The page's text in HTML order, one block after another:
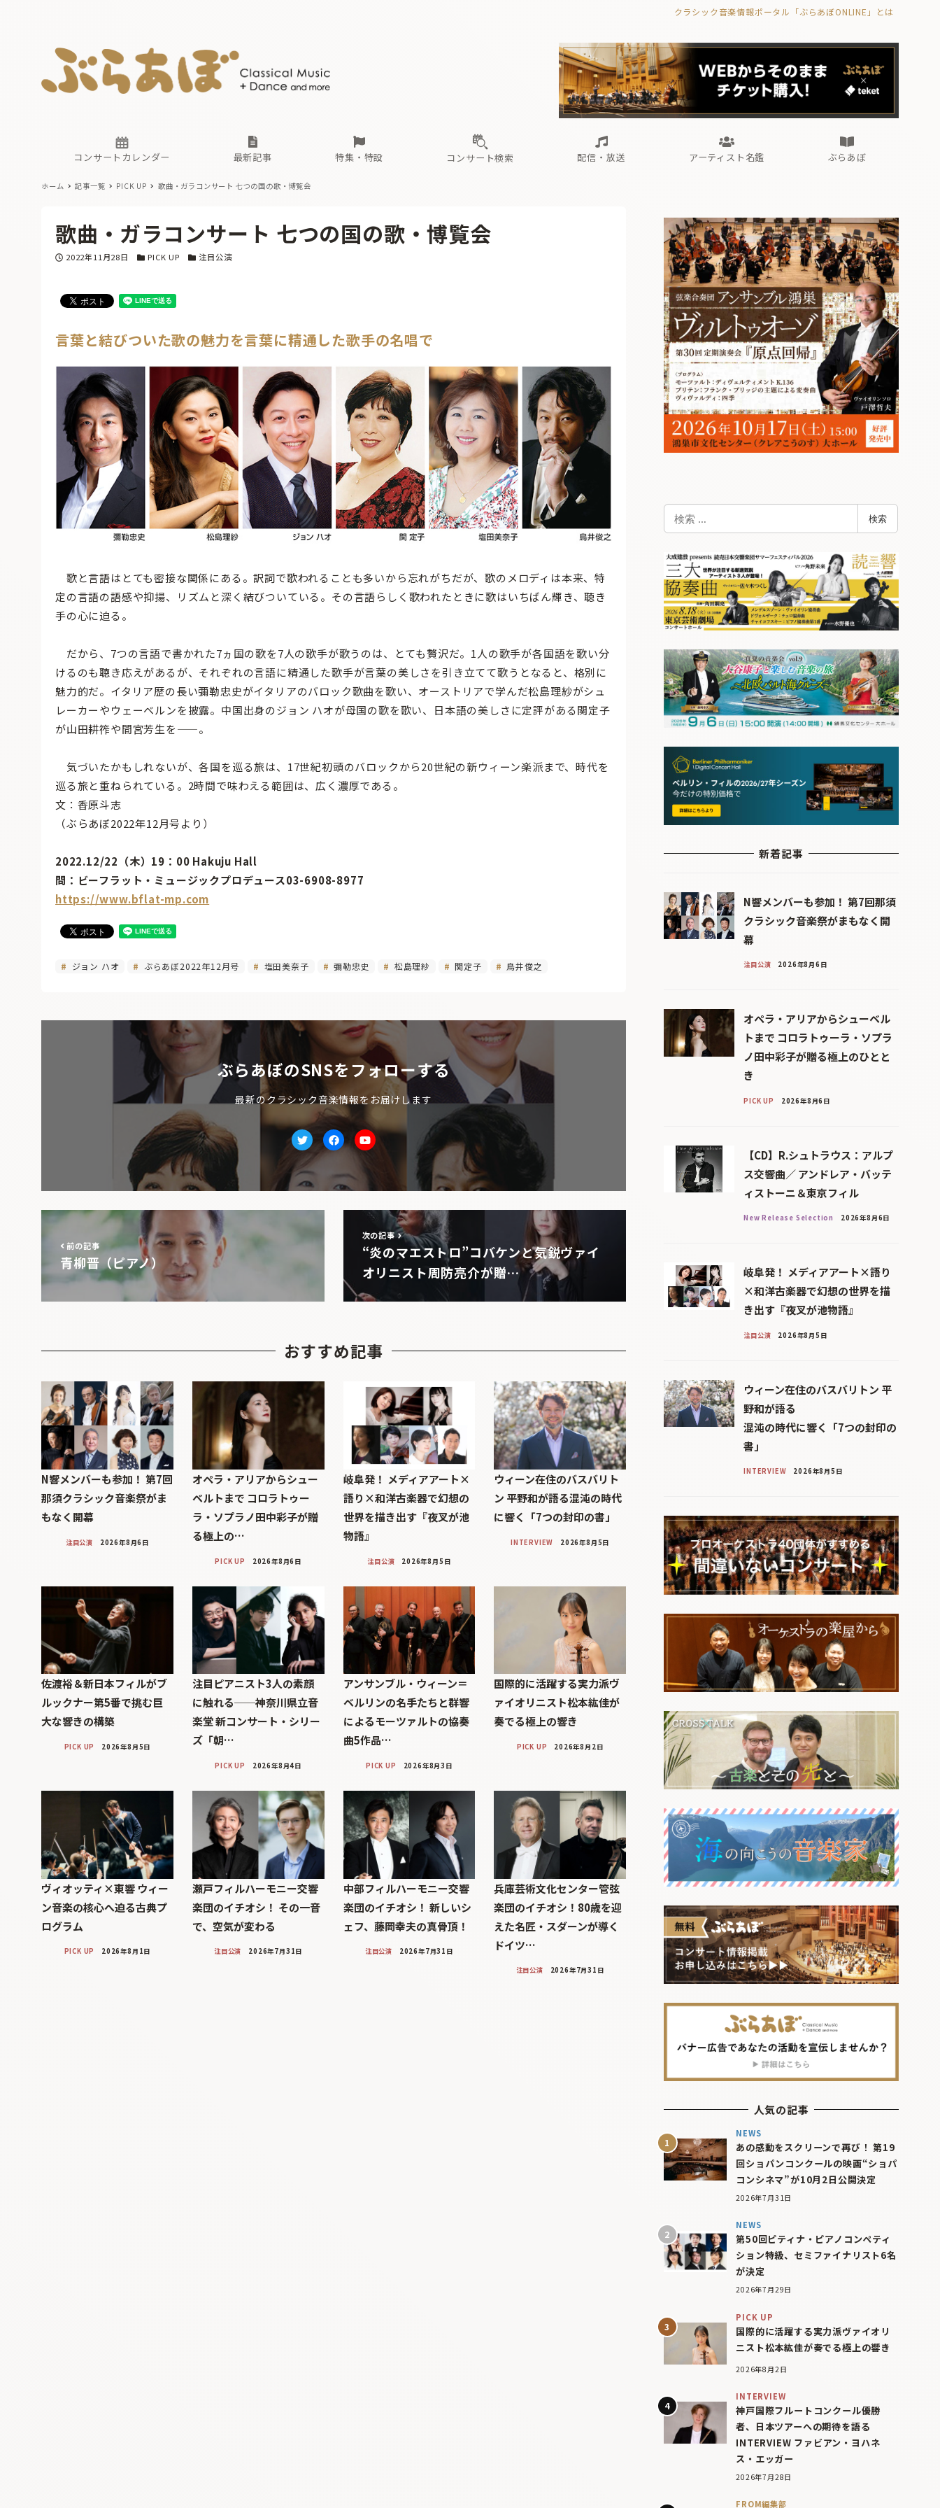
クラシック音楽情報ポータル「ぶらあぼONLINE」とは
コンサートカレンダー 最新記事
古楽とその先と オーケストラの楽屋から 海の向こうの音楽家 ぶらあぼブラス！
フォルテピアノ・オデッセイ
特集・特設
現場のプロが推す！間違いないオーケストラコンサート
コンサート検索 配信・放送
無料ライブ配信スケジュール 有料ライブ配信スケジュール
アーティスト名鑑
さ た な ま や
ぶらあぼ
古楽とその先と 海の向こうの音楽家 Aからの眺望 ぶらあぼブラス！
フォルテピアノ・オデッセイ
過去の特集
無料ライブ配信スケジュール
あ か さ
ホーム 記事一覧 PICK UP 歌曲・ガラコンサート 七つの国の歌・博覧会
歌曲・ガラコンサート 七つの国の歌・博覧会
投稿日
2022年11月28日 カテゴリー
PICK UP カテゴリー
注目公演
言葉と結びついた歌の魅力を言葉に精通した歌手の名唱で
歌と言語はとても密接な関係にある。訳詞で歌われることも多いから忘れがちだが、歌のメロディは本来、特
定の言語の語感や抑揚、リズムと深く結びついている。その言語らしく歌われたときに歌はいちばん輝き、聴き
手の心に迫る。
だから、7つの言語で書かれた7ヵ国の歌を7人の歌手が歌うのは、とても贅沢だ。1人の歌手が各国語を歌い分
けるのも聴き応えがあるが、それぞれの言語に精通した歌手が言葉の美しさを引き立てて歌うとなると、格別に
魅力的だ。イタリア歴の長い彌勒忠史がイタリアのバロック歌曲を歌い、オーストリアで学んだ松島理紗がシュ
レーカーやウェーベルンを披露。中国出身のジョン ハオが母国の歌を歌い、日本語の美しさに定評がある関定子
が山田耕筰や間宮芳生を——。
気づいたかもしれないが、各国を巡る旅は、17世紀初頭のバロックから20世紀の新ウィーン楽派まで、時代を
巡る旅と重ねられている。2時間で味わえる範囲は、広く濃厚である。
文：香原斗志
（ぶらあぼ2022年12月号より）
2022.12/22（木）19：00 Hakuju Hall
問：ビーフラット・ミュージックプロデュース03-6908-8977
https://www.bflat-mp.com
ジョン ハオ ぶらあぼ2022年12月号 塩田美奈子 彌勒忠史 松島理紗 関定子 鳥井俊之
ぶらあぼのSNSをフォローする
最新のクラシック音楽情報をお届けします
TwitterfacebookYoutube
前の記事
青柳晋（ピアノ）
次の記事
“炎のマエストロ”コバケンと気鋭ヴァイ
オリニスト周防亮介が贈…
おすすめ記事
N響メンバーも参加！ 第7回
那須クラシック音楽祭がま
もなく開幕
注目公演 2026年8月6日
オペラ・アリアからシュー
ベルトまで コロラトゥー
ラ・ソプラノ田中彩子が贈
る極上の…
PICK UP 2026年8月6日
岐阜発！ メディアアート×
語り×和洋古楽器で幻想の
世界を描き出す『夜叉が池
物語』
注目公演 2026年8月5日
ウィーン在住のバスバリト
ン 平野和が語る混沌の時代
に響く「7つの封印の書」
INTERVIEW 2026年8月5日
佐渡裕＆新日本フィルがブ
ルックナー第5番で挑む巨
大な響きの構築
PICK UP 2026年8月5日
注目ピアニスト3人の素顔
に触れる──神奈川県立音
楽堂 新コンサート・シリー
ズ「朝…
PICK UP 2026年8月4日
アンサンブル・ウィーン＝
ベルリンの名手たちと群響
によるモーツァルトの協奏
曲5作品…
PICK UP 2026年8月3日
国際的に活躍する実力派ヴ
ァイオリニスト松本紘佳が
奏でる極上の響き
PICK UP 2026年8月2日
ヴィオッティ×東響 ウィー
ン音楽の核心へ迫る古典プ
ログラム
PICK UP 2026年8月1日
瀬戸フィルハーモニー交響
楽団のイチオシ！ その一音
で、空気が変わる
注目公演 2026年7月31日
中部フィルハーモニー交響
楽団のイチオシ！ 新しいシ
ェフ、藤岡幸夫の真骨頂！
注目公演 2026年7月31日
兵庫芸術文化センター管弦
楽団のイチオシ！80歳を迎
えた名匠・スダーンが導く
ドイツ…
注目公演 2026年7月31日
検
索
検索
新着記事
N響メンバーも参加！ 第7回那須
クラシック音楽祭がまもなく開
幕
注目公演 2026年8月6日
オペラ・アリアからシューベル
トまで コロラトゥーラ・ソプラ
ノ田中彩子が贈る極上のひとと
き
PICK UP 2026年8月6日
【CD】R.シュトラウス：アルプ
ス交響曲／ アンドレア・バッテ
ィストーニ＆東京フィル
New Release Selection 2026年8月6日
岐阜発！ メディアアート×語り
×和洋古楽器で幻想の世界を描
き出す『夜叉が池物語』
注目公演 2026年8月5日
ウィーン在住のバスバリトン 平
野和が語る
混沌の時代に響く「7つの封印の
書」
INTERVIEW 2026年8月5日
人気の記事
NEWS
あの感動をスクリーンで再び！ 第19
回ショパンコンクールの映画“ショパ
コンシネマ”が10月2日公開決定
2026年7月31日
NEWS
第50回ピティナ・ピアノコンペティ
ション特級、セミファイナリスト6名
が決定
2026年7月29日
PICK UP
国際的に活躍する実力派ヴァイオリ
ニスト松本紘佳が奏でる極上の響き
2026年8月2日
INTERVIEW
神戸国際フルートコンクール優勝
者、日本ツアーへの期待を語る
INTERVIEW ファビアン・ヨハネ
ス・エッガー
2026年7月28日
FROM編集部